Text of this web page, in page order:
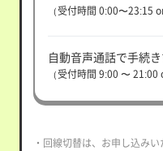
（受付時間 0:00〜23:15
自動音声通話で手続
（受付時間 9:00 〜 21:00
・回線切替は、お申し込み